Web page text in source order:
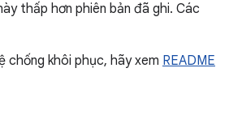
thấp hơn phiên bản đã ghi. Các
khôi phục, hãy xem README